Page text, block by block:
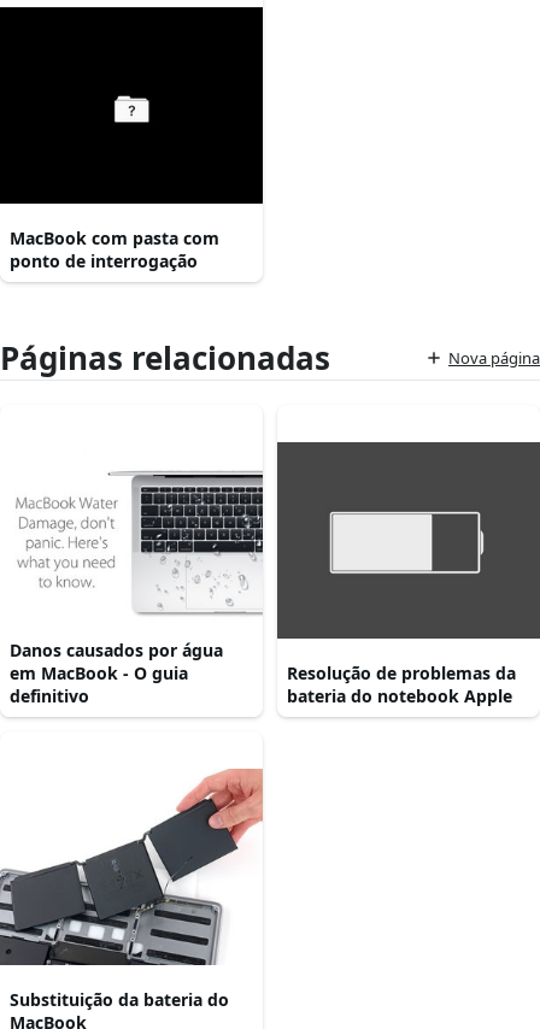
MacBook com pasta com
ponto de interrogação
Páginas relacionadas Nova página
Danos causados por água
em MacBook - O guia
definitivo
Resolução de problemas da
bateria do notebook Apple
Substituição da bateria do
MacBook